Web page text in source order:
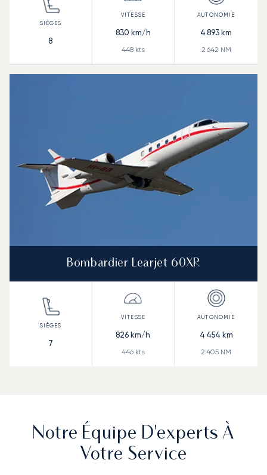
8
830 km/h
448kts
4 893 km
2 642 NM
Bombardier Learjet 60XR
7
826 km/h
446kts
4 454 km
2 405 NM
Notre Équipe D'experts À
Votre Service